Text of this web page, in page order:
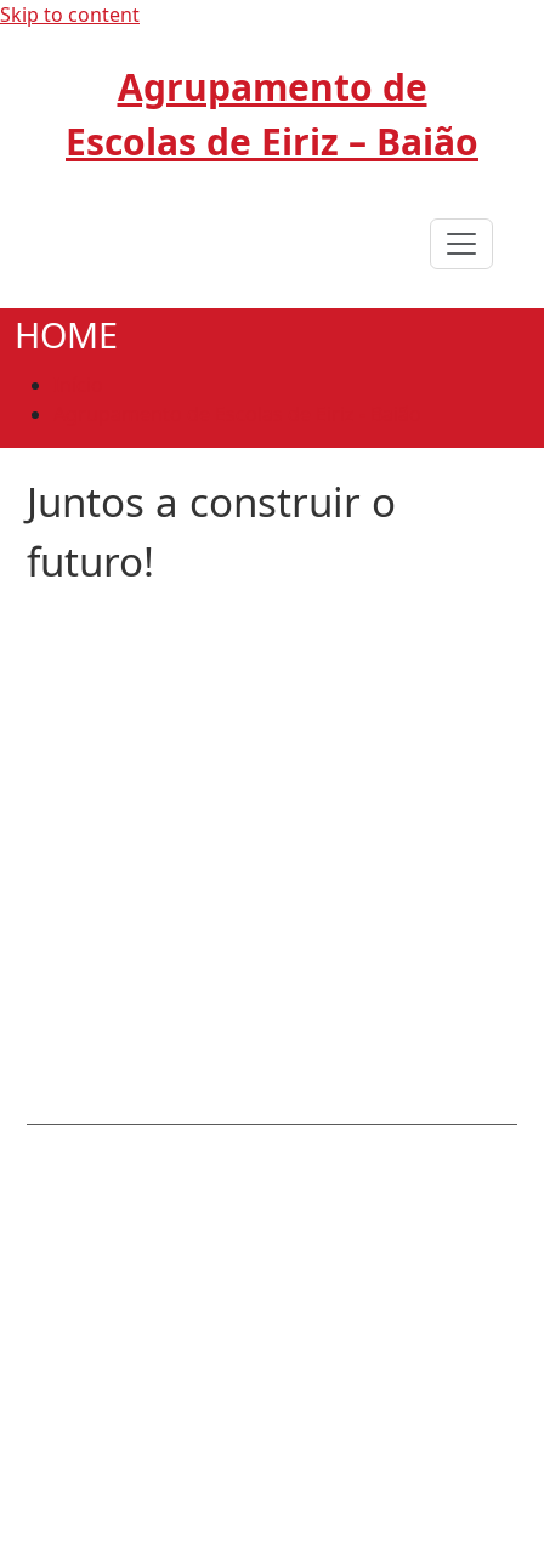
Skip to content
Agrupamento de
Escolas de Eiriz – Baião
HOME
Juntos a construir o
futuro!